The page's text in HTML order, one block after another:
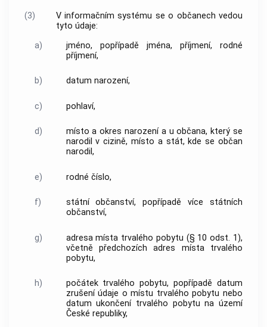
(3)
V informačním systému se o občanech vedou
tyto údaje:
a)
jméno, popřípadě jména, příjmení, rodné
příjmení,
b) datum narození,
c) pohlaví,
d)
místo a okres narození a u občana, který se
narodil v cizině, místo a stát, kde se občan
narodil,
e) rodné číslo,
f)
státní občanství, popřípadě více státních
občanství,
g)
adresa místa trvalého pobytu (§ 10 odst. 1),
včetně předchozích adres místa trvalého
pobytu,
h)
počátek trvalého pobytu, popřípadě datum
zrušení údaje o místu trvalého pobytu nebo
datum ukončení trvalého pobytu na území
České republiky,